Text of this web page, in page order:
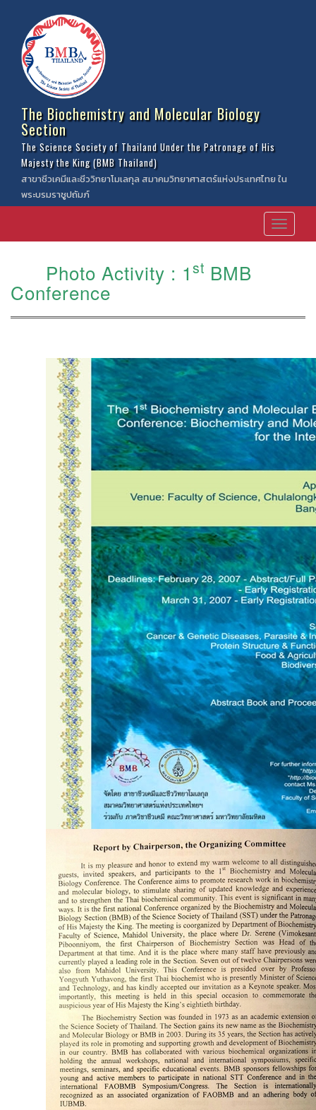
The Biochemistry and Molecular Biology
Section
The Science Society of Thailand Under the Patronage of His
Majesty the King (BMB Thailand)
สาขาชีวเคมีและชีววิทยาโมเลกุล สมาคมวิทยาศาสตร์แห่งประเทศไทย ใน
พระบรมราชูปถัมภ์
Photo Activity : 1 st BMB
Conference